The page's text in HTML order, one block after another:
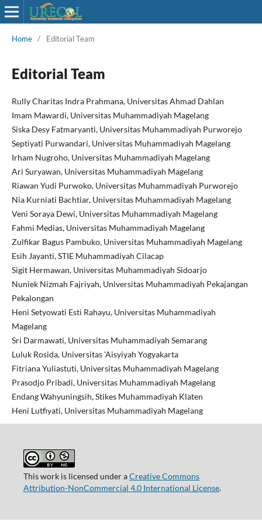
Home / Editorial Team
Editorial Team
Rully Charitas Indra Prahmana, Universitas Ahmad Dahlan
Imam Mawardi, Universitas Muhammadiyah Magelang
Siska Desy Fatmaryanti, Universitas Muhammadiyah Purworejo
Septiyati Purwandari, Universitas Muhammadiyah Magelang
Irham Nugroho, Universitas Muhammadiyah Magelang
Ari Suryawan, Universitas Muhammadiyah Magelang
Riawan Yudi Purwoko, Universitas Muhammadiyah Purworejo
Nia Kurniati Bachtiar, Universitas Muhammadiyah Magelang
Veni Soraya Dewi, Universitas Muhammadiyah Magelang
Fahmi Medias, Universitas Muhammadiyah Magelang
Zulfikar Bagus Pambuko, Universitas Muhammadiyah Magelang
Esih Jayanti, STIE Muhammadiyah Cilacap
Sigit Hermawan, Universitas Muhammadiyah Sidoarjo
Nuniek Nizmah Fajriyah, Universitas Muhammadiyah Pekajangan
Pekalongan
Heni Setyowati Esti Rahayu, Universitas Muhammadiyah
Magelang
Sri Darmawati, Universitas Muhammadiyah Semarang
Luluk Rosida, Universitas 'Aisyiyah Yogyakarta
Fitriana Yuliastuti, Universitas Muhammadiyah Magelang
Prasodjo Pribadi, Universitas Muhammadiyah Magelang
Endang Wahyuningsih, Stikes Muhammadiyah Klaten
Heni Lutfiyati, Universitas Muhammadiyah Magelang
This work is licensed under aCreative Commons
Attribution-NonCommercial 4.0 International License.